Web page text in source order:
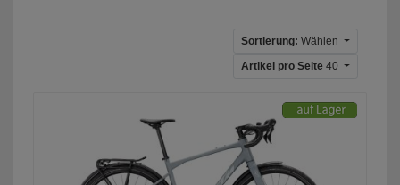
Sortierung: Wählen
Artikel pro Seite 40